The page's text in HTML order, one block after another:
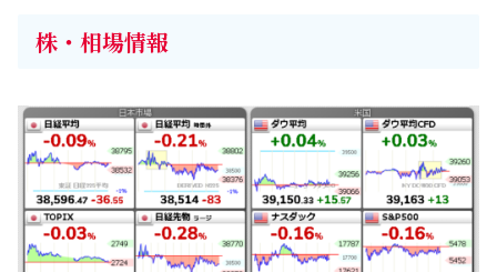
株・相場情報